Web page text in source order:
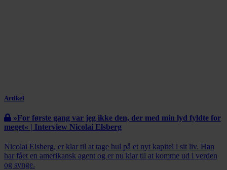
Artikel
»For første gang var jeg ikke den, der med min lyd fyldte for
meget« | Interview Nicolai Elsberg
Nicolai Elsberg, er klar til at tage hul på et nyt kapitel i sit liv. Han
har fået en amerikansk agent og er nu klar til at komme ud i verden
og synge.